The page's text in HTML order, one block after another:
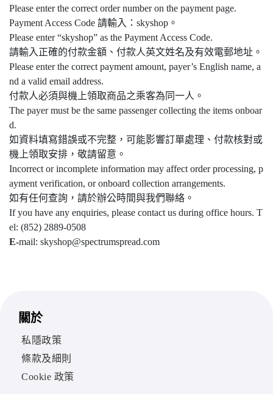
Please enter the correct order number on the payment page.
Payment Access Code 請輸入：skyshop。
Please enter “skyshop” as the Payment Access Code.
請輸入正確的付款金額、付款人英文姓名及有效電郵地址。
Please enter the correct payment amount, payer’s English name, a
nd a valid email address.
付款人必須與機上領取商品之乘客為同一人。
The payer must be the same passenger collecting the items onboar
d.
如資料填寫錯誤或不完整，可能影響訂單處理、付款核對或
機上領取安排，敬請留意。
Incorrect or incomplete information may affect order processing, p
ayment verification, or onboard collection arrangements.
如有任何查詢，請於辦公時間與我們聯絡。
If you have any enquiries, please contact us during office hours. T
el: (852) 2889-0508
E-mail: skyshop@spectrumspread.com
關於
私隱政策
條款及細則
Cookie 政策